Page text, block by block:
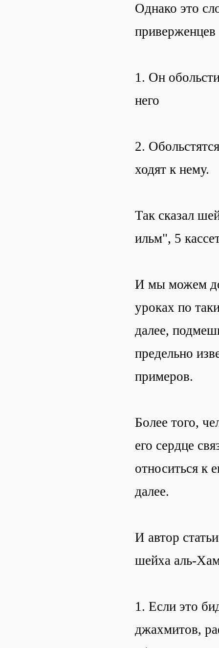
Однако это
приверженцев
1. Он
него
2.
ходят к нему.
Так сказал
ильм", 5
И мы можем
уроках по
далее,
предельно
примеров.
Более того,
его сердце
относиться к
далее.
И автор
шейха аль-
1. Если это
джахмитов,